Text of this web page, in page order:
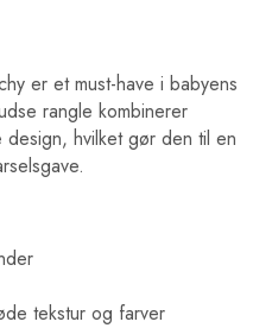
er et must-have i babyens
rangle kombinerer
design, hvilket gør den til en
tekstur og farver